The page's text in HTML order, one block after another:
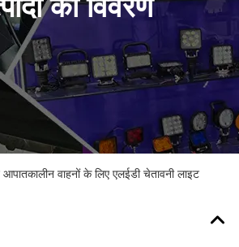
का विवरण
वाहनों के लिए एलईडी चेतावनी लाइट